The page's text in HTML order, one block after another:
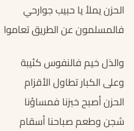
الحزن يملأ يا حبيب جوارحي
فالمسلمون عن الطريق تعاموا
والذل خيم فالنفوس كئيبة
وعلى الكبار تطاول الأقزام
الحزن أصبح خبزنا فمساؤنا
شجن وطعم صباحنا أسقام